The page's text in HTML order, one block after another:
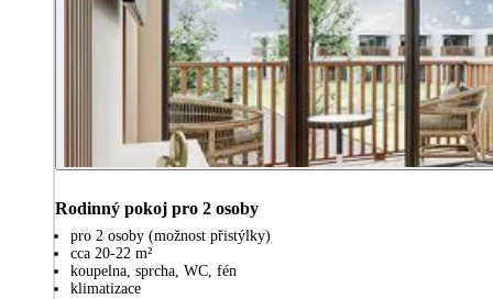
Rodinný pokoj pro 2 osoby
pro 2 osoby (možnost přistýlky)
cca 20-22 m²
koupelna, sprcha, WC, fén
klimatizace